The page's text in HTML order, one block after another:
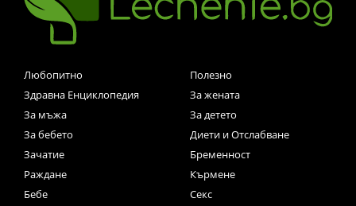
Любопитно
Полезно
Здравна Енциклопедия
За жената
За мъжа
За детето
За бебето
Диети и Отслабване
Зачатие
Бременност
Раждане
Кърмене
Бебе
Секс